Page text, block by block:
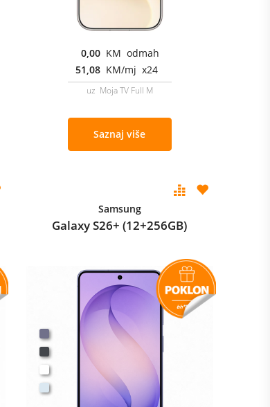
0,00 KM odmah
51,08 KM/mj x24
uz Moja TV Full M
Saznaj više
Samsung
Galaxy S26+ (12+256GB)